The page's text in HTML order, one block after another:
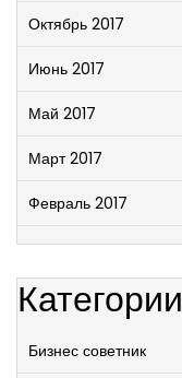
Октябрь 2017
Июнь 2017
Май 2017
Март 2017
Февраль 2017
Категории
Бизнес советник